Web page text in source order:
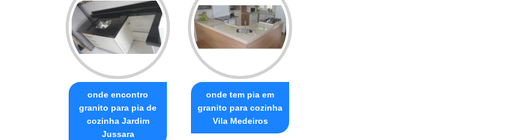
onde encontro
granito para pia de
cozinha Jardim
Jussara
onde tem pia em
granito para cozinha
Vila Medeiros